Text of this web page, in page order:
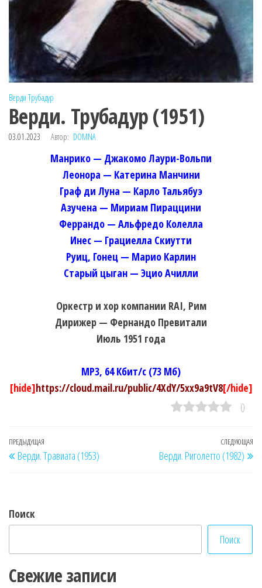
Верди Трубадур
Верди. Трубадур (1951)
03.01.2023 Автор: DOMNA
Манрико — Джакомо Лаури-Вольпи
Леонора — Катерина Манчини
Граф ди Луна — Карло Тальябуэ
Азучена — Мириам Пираццини
Феррандо — Альфредо Колелла
Инес — Грациелла Скиутти
Руиц, Гонец — Марио Карлин
Старый цыган — Эцио Ачилли
Оркестр и хор компании RAI, Рим
Дирижер — Фернандо Превитали
Июль 1951 года
MP3, 64 Кбит/с (73 Мб)
[hide]https://cloud.mail.ru/public/4XdY/5xx9a9tV8[/hide]
0
Навигация
по
Предыдущая
запись
ПРЕДЫДУЩАЯ
Верди. Травиата (1953)
СЛЕДУЮЩАЯ
Верди. Риголетто (1982)
Поиск
Поиск
Свежие записи